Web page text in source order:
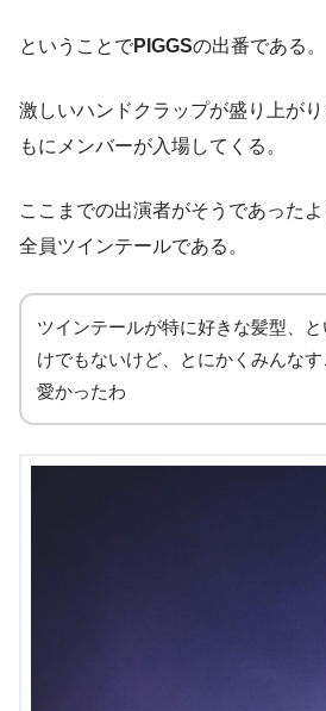
ということでPIGGSの出番である。
激しいハンドクラップが盛り上が
もにメンバーが入場してくる。
ここまでの出演者がそうであった
全員ツインテールである。
ツインテールが特に好きな髪型、と
けでもないけど、とにかくみんな
愛かったわ